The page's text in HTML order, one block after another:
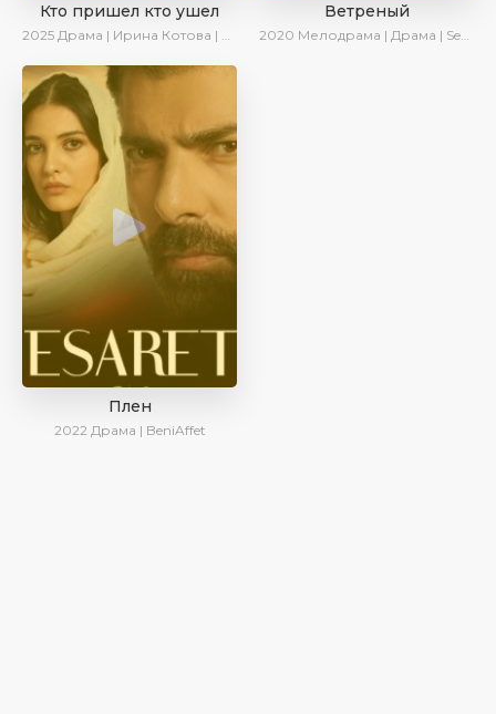
Кто пришел кто ушел
2025 Драма | Ирина Котова | Новинки | Сериалы 2025
Ветреный
2020 Мелодрама | Драма | SesDizi | Ирина Котова | AveTurk
Плен
2022 Драма | BeniAffet